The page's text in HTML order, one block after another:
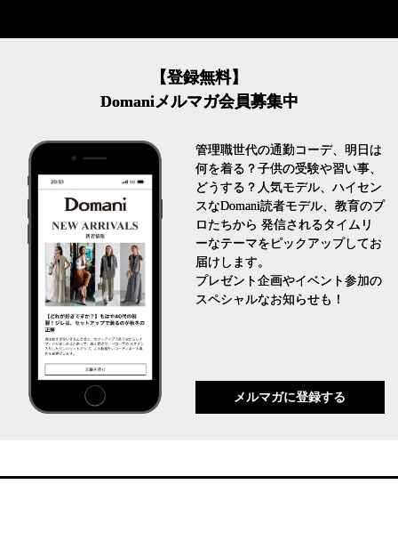
【登録無料】
Domaniメルマガ会員募集中
管理職世代の通勤コーデ、明日は
何を着る？子供の受験や習い事、
どうする？人気モデル、ハイセン
スなDomani読者モデル、教育のプ
ロたちから 発信されるタイムリ
ーなテーマをピックアップしてお
届けします。
プレゼント企画やイベント参加の
スペシャルなお知らせも！
メルマガに登録する